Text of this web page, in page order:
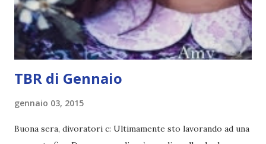
blogger che a sua volta deve fare il tag completo più la
canzone scelta dalla persona ch...
TBR di Gennaio
gennaio 03, 2015
Buona sera, divoratori c: Ultimamente sto lavorando ad una